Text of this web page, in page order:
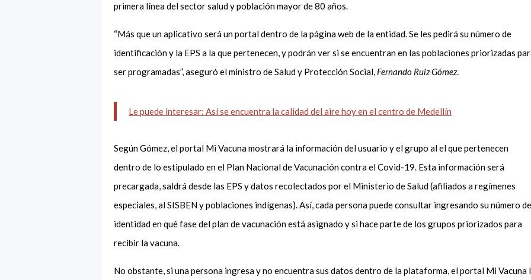
primera línea del sector salud y población mayor de 80 años.
“Más que un aplicativo será un portal dentro de la página web de la entidad. Se les pedirá su número de
identificación y la EPS a la que pertenecen, y podrán ver si se encuentran en las poblaciones priorizadas
ser programadas”, aseguró el ministro de Salud y Protección Social, Fernando Ruiz Gómez.
Le puede interesar: Así se encuentra la calidad del aire hoy en el centro de Medellín
Según Gómez, el portal Mi Vacuna mostrará la información del usuario y el grupo al el que pertenecen
dentro de lo estipulado en el Plan Nacional de Vacunación contra el Covid-19. Esta información será
precargada, saldrá desde las EPS y datos recolectados por el Ministerio de Salud (afiliados a regímenes
especiales, al SISBEN y poblaciones indígenas). Así, cada persona puede consultar ingresando su número de
identidad en qué fase del plan de vacunación está asignado y si hace parte de los grupos priorizados para
recibir la vacuna.
No obstante, si una persona ingresa y no encuentra sus datos dentro de la plataforma, el portal Mi Vacuna